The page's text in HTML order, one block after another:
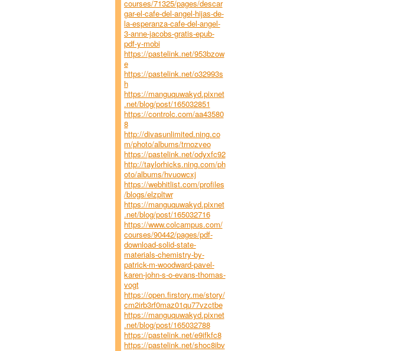
courses/71325/pages/descar
gar-el-cafe-del-angel-hijas-de-
la-esperanza-cafe-del-angel-
3-anne-jacobs-gratis-epub-
pdf-y-mobi
https://pastelink.net/953bzow
e
https://pastelink.net/o32993s
h
https://manguquwakyd.pixnet
.net/blog/post/165032851
https://controlc.com/aa43580
8
http://divasunlimited.ning.co
m/photo/albums/trnozveo
https://pastelink.net/odyxfc92
http://taylorhicks.ning.com/ph
oto/albums/hvuowcxj
https://webhitlist.com/profiles
/blogs/elzpltwr
https://manguquwakyd.pixnet
.net/blog/post/165032716
https://www.colcampus.com/
courses/90442/pages/pdf-
download-solid-state-
materials-chemistry-by-
patrick-m-woodward-pavel-
karen-john-s-o-evans-thomas-
vogt
https://open.firstory.me/story/
cm2irb3rf0maz01qu77vzctbe
https://manguquwakyd.pixnet
.net/blog/post/165032788
https://pastelink.net/e9ifkfc8
https://pastelink.net/shoc8ibv